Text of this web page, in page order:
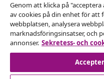
Avbryta avtalet
Skicka in en begäran
Genom att klicka på
av cookies på din enhet för
webbplatsen, analysera
marknadsföringsinsatser, och
annonser. Sekretess- och